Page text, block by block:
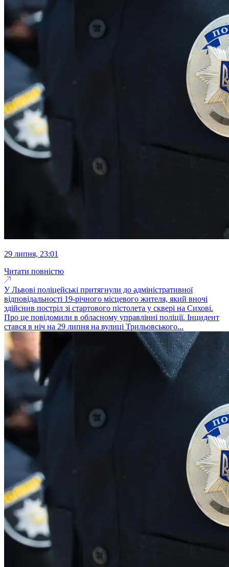
29 липня, 23:01
Читати повністю
У Львові поліцейські притягнули до адміністративної
відповідальності 19-річного місцевого жителя, який вночі
здійснив постріл зі стартового пістолета у сквері на Сихові.
Про це повідомили в обласному управлінні поліції. Інцидент
стався в ніч на 29 липня на вулиці Трильовського...